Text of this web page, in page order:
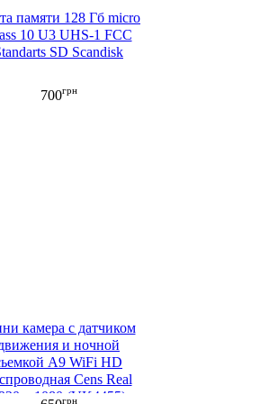
памяти 128 Гб micro
10 U3 UHS-1 FCC
SD Scandisk
700грн
камера с датчиком
и ночной
A9 WiFi HD
Cens Real
х 1080 (VK4455)
грн